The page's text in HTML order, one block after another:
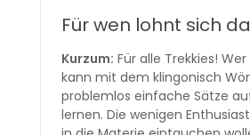
Für wen lohnt sich
Kurzum: Für alle Trekkies!
kann mit dem klingonisch
problemlos einfache Sätze
lernen. Die wenigen